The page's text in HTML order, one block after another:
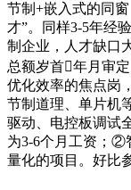
节制+嵌入式的同
才”。同样3-5年经
制企业，人才缺口
总额岁首年月审
优化效率的焦点岗
节制道理、单片机
驱动、电控板调试
为3-6个月工资；②
量化的项目。好比